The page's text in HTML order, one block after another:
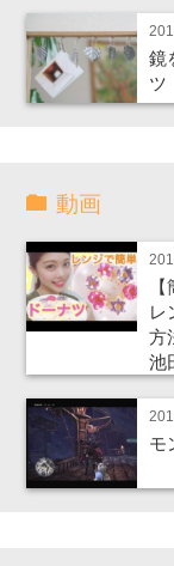
鏡
ツ
動画
レ
方
池
モ